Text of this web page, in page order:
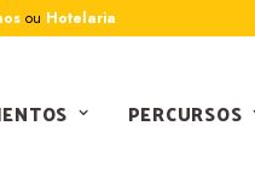
ou Hotelaria
PERCURSOS